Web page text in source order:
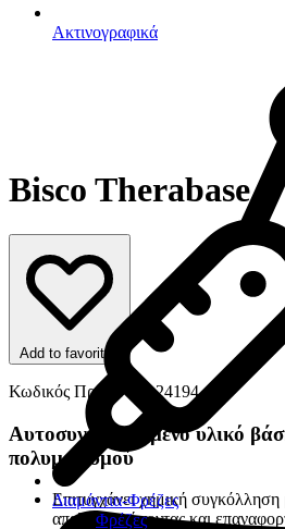
Ακτινογραφικά
Διαμάντια-Φρέζες
Φρέζες
Bisco Therabase
Add to favorites
Κωδικός Προϊόντος: 24194
Αυτοσυγκολλούμενο υλικό
πολυμερισμού
Επιτυγχάνει χημική
απελευθερώνοντας και